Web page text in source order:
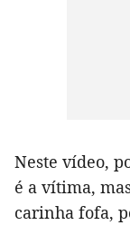
Neste vídeo,
é a vítima,
carinha fofa,